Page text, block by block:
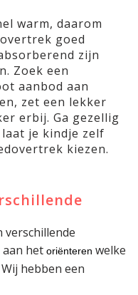
warm, daarom
goed
zijn
Zoek een
aanbod aan
zet een lekker
erbij. Ga gezellig
je kindje zelf
kiezen.
verschillende
het oriënteren welke
hebben een